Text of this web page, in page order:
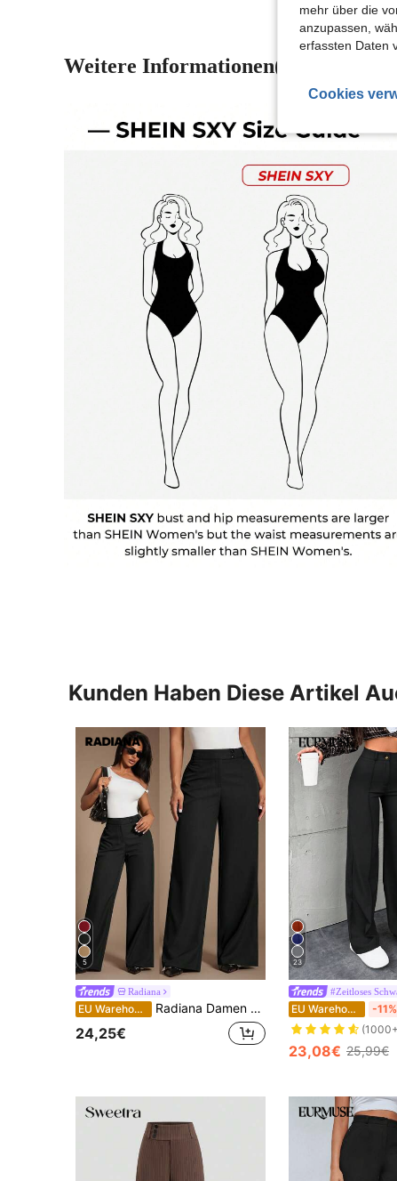
Weitere Informationen(1)
Kunden Haben Diese Artikel
5
Radiana
EU Warehouse Radiana Damen Mode minimalistische moderne hochgeschnittene schwarze gerade Hose, schwarze Anzughose, hochgeschnittene Hose, locker-lässige Hose, weite Beinform, lässige Business-Damenmode, eleganter Retro-Vintage-Stil, urbaner komfortabler minimalistischer Outfit, geeignet für tägliche Ausflüge, Büro, Geschäft, Pendeln, formelle Anlässe
24,25€
23
#Zeitloses
EU Warehouse -11%
23,08€ 25,99€
mehr über die
anzupassen,
erfassten Daten
Cookies